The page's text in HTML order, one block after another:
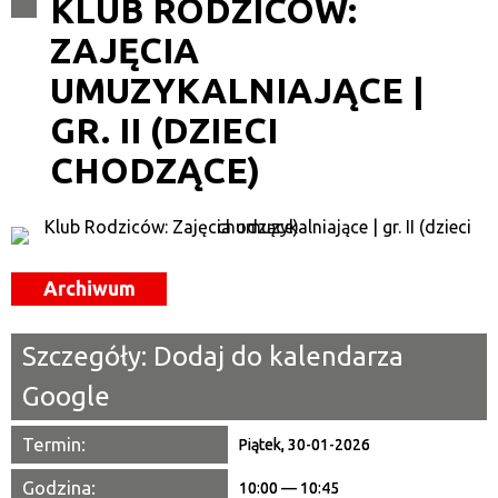
Kategoria
Trwające w zakresie
—
Miejsce
Organizator
KLUB RODZICÓW:
ZAJĘCIA
UMUZYKALNIAJĄCE |
GR. II (DZIECI
CHODZĄCE)
Archiwum
Szczegóły: Dodaj do kalendarza
Google
Termin: Piątek, 30-01-2026
Godzina: 10:00 — 10:45